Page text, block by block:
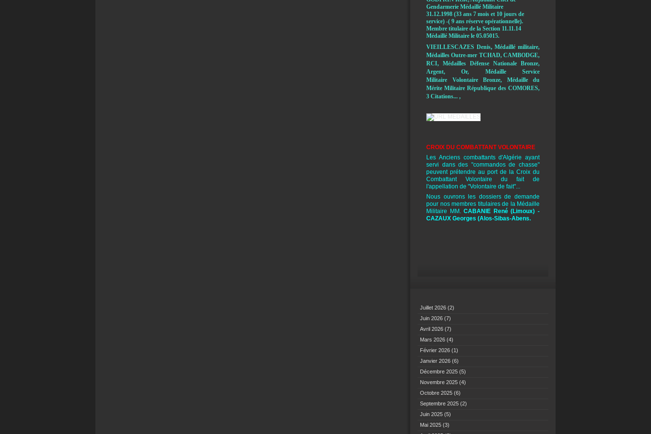
Gendarmerie Médaillé Militaire
31.12.1998 (33 ans 7 mois et 10 jours de
service) -( 9 ans réserve opérationnelle).
Membre titulaire de la Section 11.11.14
Médaillé Militaire le 05.05015.
VIEILLESCAZES Denis, Médaillé militaire,
Médailles Outre-mer TCHAD, CAMBODGE,
RCI, Médailles Défense Nationale Bronze,
Argent, Or, Médaille Service
Militaire Volontaire Bronze, Médaille du
Mérite Militaire République des COMORES,
3 Citations... ,
CROIX DU COMBATTANT VOLONTAIRE
Les Anciens combattants d'Algérie ayant
servi dans des "commandos de chasse"
peuvent prétendre au port de la Croix du
Combattant Volontaire du fait de
l'appellation de "Volontaire de fait"...
Nous ouvrons les dossiers de demande
pour nos membres titulaires de la Médaille
Militaire MM. CABANIE René(Limoux) -
CAZAUX Georges (Alos-Sibas-Abens.
Juillet 2026 (2)
Juin 2026 (7)
Avril 2026 (7)
Mars 2026 (4)
Février 2026 (1)
Janvier 2026 (6)
Décembre 2025 (5)
Novembre 2025 (4)
Octobre 2025 (6)
Septembre 2025 (2)
Juin 2025 (5)
Mai 2025 (3)